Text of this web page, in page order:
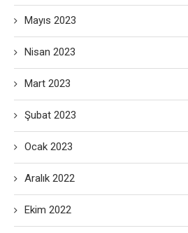
Mayıs 2023
Nisan 2023
Mart 2023
Şubat 2023
Ocak 2023
Aralık 2022
Ekim 2022